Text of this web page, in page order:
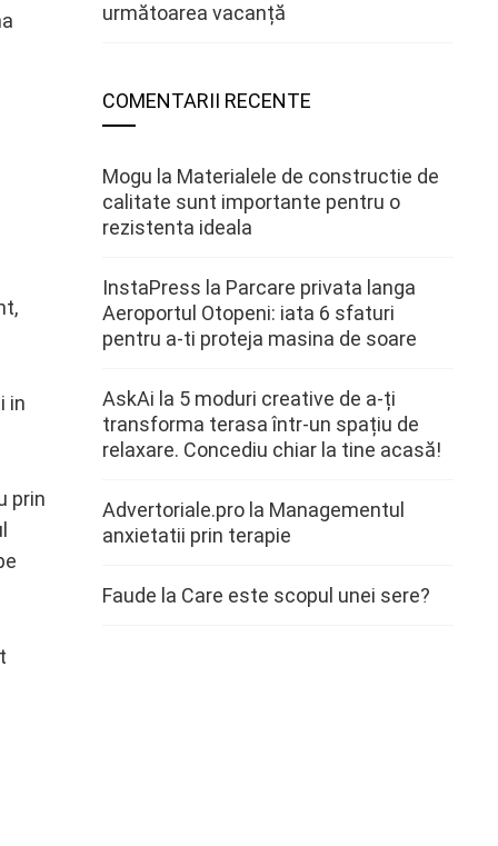
in
prin
următoarea vacanță
COMENTARII RECENTE
Mogu la Materialele de constructie de
calitate sunt importante pentru o
rezistenta ideala
InstaPress la Parcare privata langa
Aeroportul Otopeni: iata 6 sfaturi
pentru a-ti proteja masina de soare
AskAi la 5 moduri creative de a-ți
transforma terasa într-un spațiu de
relaxare. Concediu chiar la tine acasă!
Advertoriale.pro la Managementul
anxietatii prin terapie
Faude la Care este scopul unei sere?